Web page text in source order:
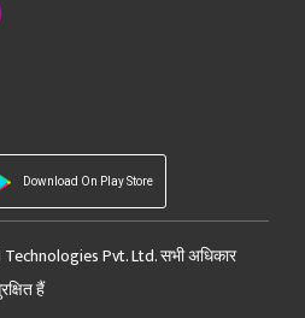
Download On Play Store
Pvt. Ltd. सभी अधिकार
हैं